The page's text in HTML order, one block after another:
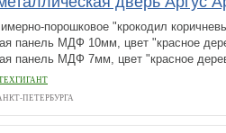
порошковое "крокодил
панель МДФ 10мм, цвет "красное
панель МДФ 7мм, цвет "красное
ПЕТЕРБУРГА